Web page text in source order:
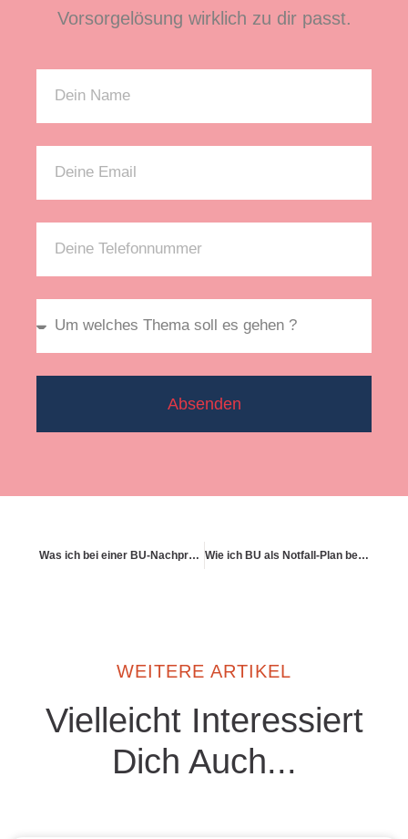
Vorsorgelösung wirklich zu dir passt.
Absenden
Was ich bei einer BU-Nachprüfung beachten muss Wie ich BU als Notfall-Plan betrachte
WEITERE ARTIKEL
Vielleicht Interessiert
Dich Auch...